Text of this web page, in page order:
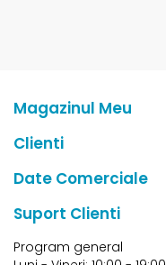
Magazinul Meu
Clienti
Date Comerciale
Suport Clienti
Program general